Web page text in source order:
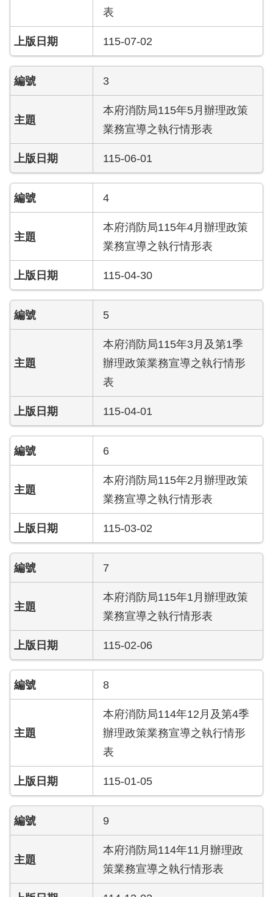
府
資
訊
公
開
公
文
公
開
區
統
資
影
音
專
檔
案
用
榮
譽
榜
聯
絡
資
訊
相
關
連
光
法
案
專
區
揭
弊
保
護
專
區
個
人
資
料
表
115-07-02
3
本府消防局115年5月辦理政策
業務宣導之執行情形表
115-06-01
4
本府消防局115年4月辦理政策
業務宣導之執行情形表
115-04-30
5
本府消防局115年3月及第1季
辦理政策業務宣導之執行情形
表
115-04-01
6
本府消防局115年2月辦理政策
業務宣導之執行情形表
115-03-02
7
本府消防局115年1月辦理政策
業務宣導之執行情形表
115-02-06
8
本府消防局114年12月及第4季
辦理政策業務宣導之執行情形
表
115-01-05
9
本府消防局114年11月辦理政
策業務宣導之執行情形表